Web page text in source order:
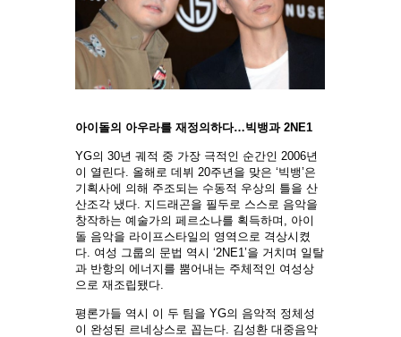
아이돌의 아우라를 재정의하다…빅뱅과 2NE1
YG의 30년 궤적 중 가장 극적인 순간인 2006년
이 열린다. 올해로 데뷔 20주년을 맞은 ‘빅뱅’은
기획사에 의해 주조되는 수동적 우상의 틀을 산
산조각 냈다. 지드래곤을 필두로 스스로 음악을
창작하는 예술가의 페르소나를 획득하며, 아이
돌 음악을 라이프스타일의 영역으로 격상시켰
다. 여성 그룹의 문법 역시 ‘2NE1’을 거치며 일탈
과 반항의 에너지를 뿜어내는 주체적인 여성상
으로 재조립됐다.
평론가들 역시 이 두 팀을 YG의 음악적 정체성
이 완성된 르네상스로 꼽는다. 김성환 대중음악